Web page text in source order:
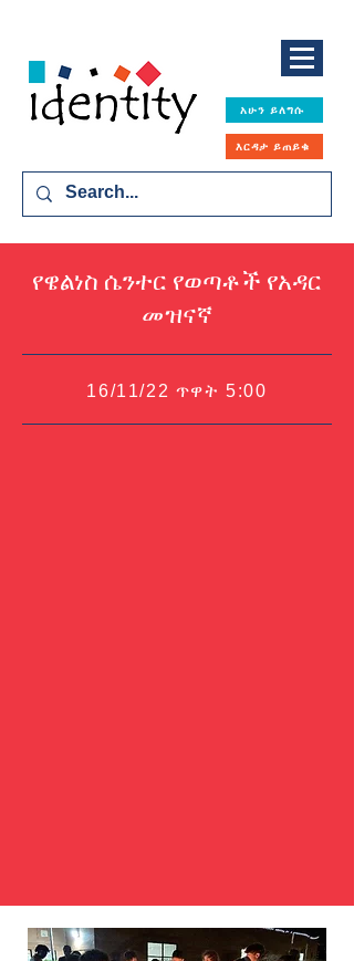
አሁን ይለግሱ
እርዳታ ይጠይቁ
የዌልነስ ሴንተር የወጣቶች የአዳር
መዝናኛ
16/11/22 ጥዋት 5:00